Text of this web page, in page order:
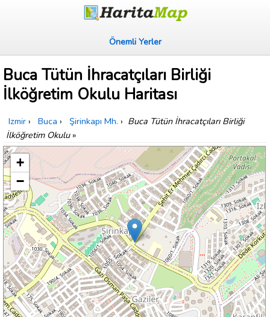
Önemli Yerler
Buca Tütün İhracatçıları Birliği
İlköğretim Okulu Haritası
Izmir › Buca › Şirinkapı Mh. › Buca Tütün İhracatçıları Birliği
İlköğretim Okulu»
+
−